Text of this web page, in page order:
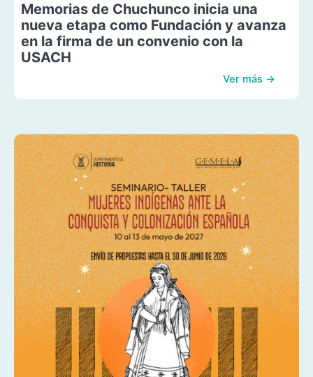
Memorias de Chuchunco inicia una
nueva etapa como Fundación y avanza
en la firma de un convenio con la
USACH
Ver más →